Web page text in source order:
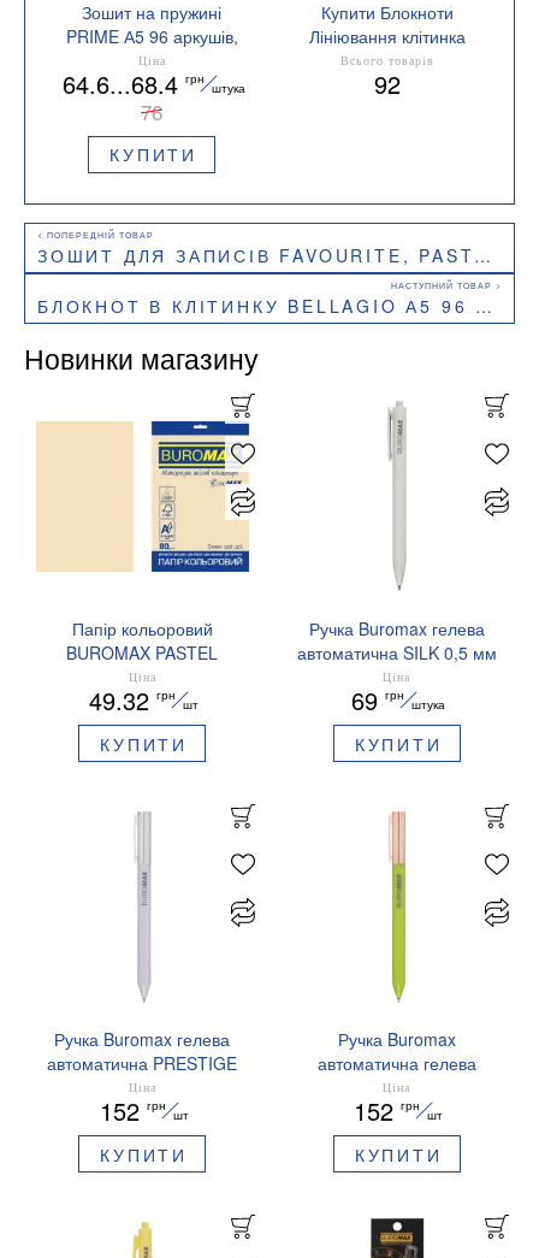
Зошит на пружині
PRIME А5 96 аркушів,
клітинка, в картонній
обкладинці Buromax
BM.24551101
Ціна
64.6...68.4 грн
штука
76
КУПИТИ
Купити Блокноти
Лініювання клітинка
Всього товарів
92
ЗОШИТ ДЛЯ ЗАПИСІВ FAVOURITE, PASTEL, А4, 80 Л., КЛІТИНА BUROMAX BM.24452154
БЛОКНОТ В КЛІТИНКУ BELLAGIO А5 96 АРКУШІВ BUROMAX BM.295118
Новинки магазину
Папір кольоровий
BUROMAX PASTEL
EUROMAX 20 арк А4 80 г/
мс BM.2721220E-08
Ціна
49.32 грн
шт
КУПИТИ
Ручка Buromax гелева
автоматична SILK 0,5 мм
сині чорнила BM.83100
Ціна
69 грн
штука
КУПИТИ
Ручка Buromax гелева
автоматична PRESTIGE
SILVER 0,5 мм сині
чорнила BM.83102
Ціна
152 грн
шт
КУПИТИ
Ручка Buromax
автоматична гелева
PRESTIGE GOLD 0,5 мм
сині чорнила BM.83101
Ціна
152 грн
шт
КУПИТИ